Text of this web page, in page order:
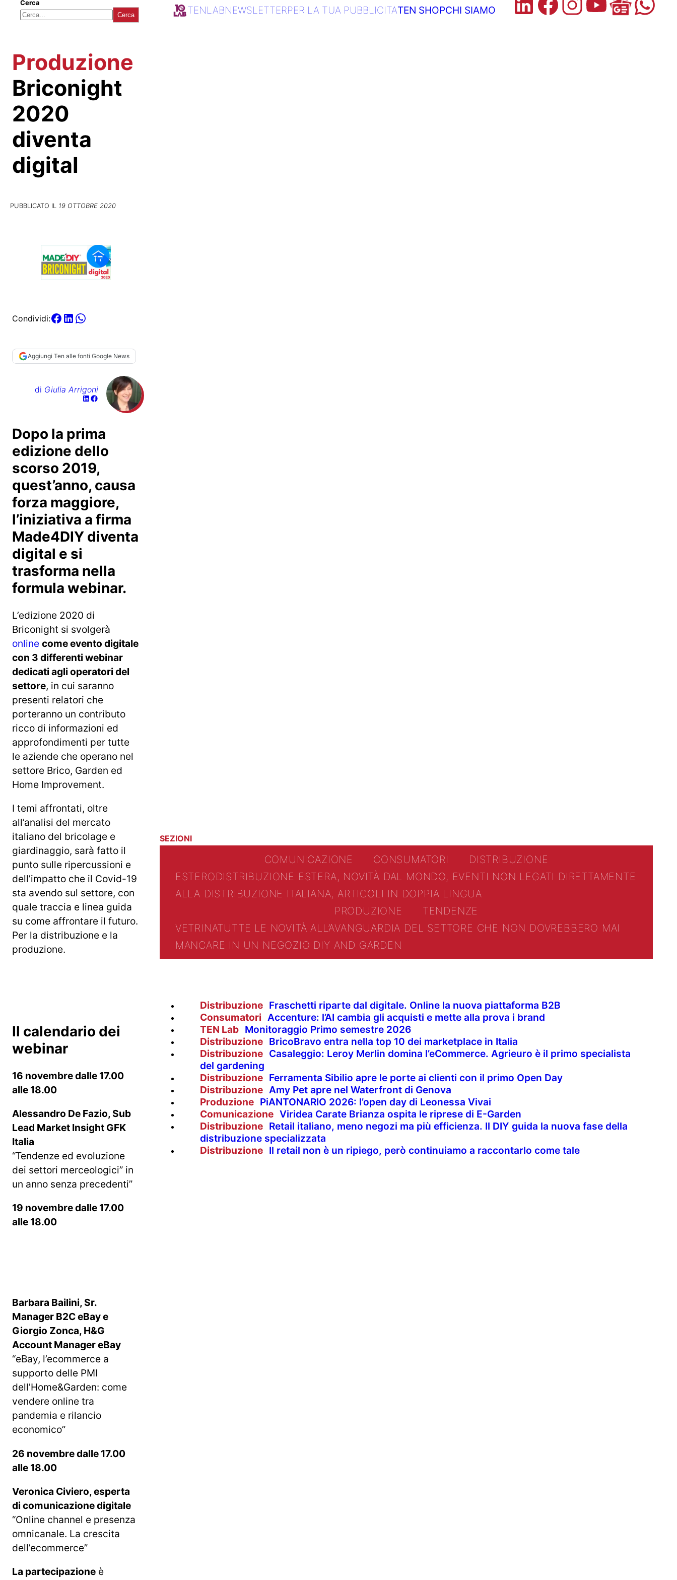
Cerca
Cerca TENLABNEWSLETTERPER LA TUA PUBBLICITATEN SHOPCHI SIAMO
Produzione
Briconight
2020
diventa
digital
PUBBLICATO IL 19 OTTOBRE 2020
Condividi:
Aggiungi Ten alle fonti Google News
di Giulia Arrigoni
Dopo la prima
edizione dello
scorso 2019,
quest’anno, causa
forza maggiore,
l’iniziativa a firma
Made4DIY diventa
digital e si
trasforma nella
formula webinar.
L’edizione 2020 di
Briconight si svolgerà
online come evento digitale
con 3 differenti webinar
dedicati agli operatori del
settore, in cui saranno
presenti relatori che
porteranno un contributo
ricco di informazioni ed
approfondimenti per tutte
le aziende che operano nel
settore Brico, Garden ed
Home Improvement.
I temi affrontati, oltre
all’analisi del mercato
italiano del bricolage e
giardinaggio, sarà fatto il
punto sulle ripercussioni e
dell’impatto che il Covid-19
sta avendo sul settore, con
quale traccia e linea guida
su come affrontare il futuro.
Per la distribuzione e la
produzione.
Il calendario dei
webinar
16 novembre dalle 17.00
alle 18.00
Alessandro De Fazio, Sub
Lead Market Insight GFK
Italia
“Tendenze ed evoluzione
dei settori merceologici” in
un anno senza precedenti”
19 novembre dalle 17.00
alle 18.00
Barbara Bailini, Sr.
Manager B2C eBay e
Giorgio Zonca, H&G
Account Manager eBay
“eBay, l’ecommerce a
supporto delle PMI
dell’Home&Garden: come
vendere online tra
pandemia e rilancio
economico”
26 novembre dalle 17.00
alle 18.00
Veronica Civiero, esperta
di comunicazione digitale
“Online channel e presenza
omnicanale. La crescita
dell’ecommerce”
La partecipazione è
SEZIONI
COMUNICAZIONE CONSUMATORI
DISTRIBUZIONE
ESTERODISTRIBUZIONE ESTERA, NOVITÀ DAL MONDO, EVENTI NON LEGATI DIRETTAMENTE
ALLA DISTRIBUZIONE ITALIANA, ARTICOLI IN DOPPIA LINGUA
PRODUZIONE
TENDENZE
VETRINATUTTE LE NOVITÀ ALL’AVANGUARDIA DEL SETTORE CHE NON DOVREBBERO MAI
MANCARE IN UN NEGOZIO DIY AND GARDEN
Distribuzione Fraschetti riparte dal digitale. Online la nuova piattaforma B2B
Consumatori Accenture: l’AI cambia gli acquisti e mette alla prova i brand
TEN Lab Monitoraggio Primo semestre 2026
Distribuzione BricoBravo entra nella top 10 dei marketplace in Italia
Distribuzione Casaleggio: Leroy Merlin domina l’eCommerce. Agrieuro è il primo specialista
del gardening
Distribuzione Ferramenta Sibilio apre le porte ai clienti con il primo Open Day
Distribuzione Amy Pet apre nel Waterfront di Genova
Produzione PiANTONARIO 2026: l’open day di Leonessa Vivai
Comunicazione Viridea Carate Brianza ospita le riprese di E-Garden
Distribuzione Retail italiano, meno negozi ma più efficienza. Il DIY guida la nuova fase della
distribuzione specializzata
Distribuzione Il retail non è un ripiego, però continuiamo a raccontarlo come tale